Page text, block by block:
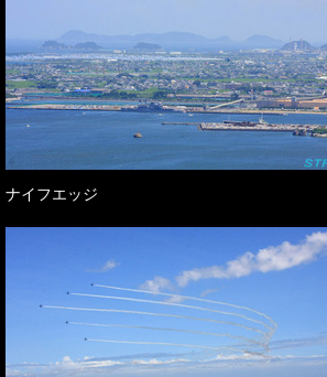
ナイフエッジ